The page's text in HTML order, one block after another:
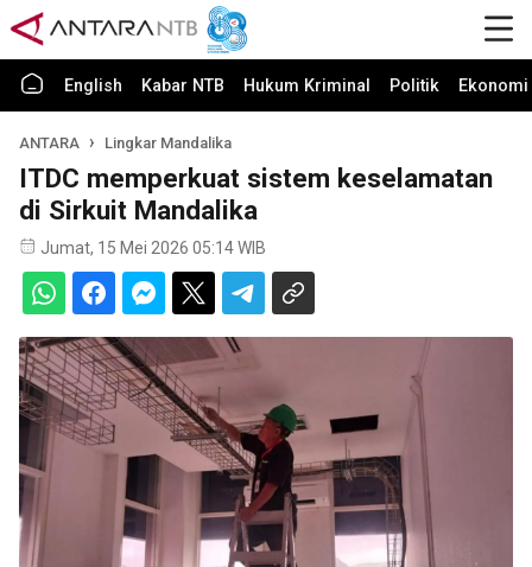
English Kabar NTB Hukum Kriminal Politik
ANTARA Lingkar Mandalika
ITDC memperkuat sistem keselamatan
di Sirkuit Mandalika
Jumat, 15 Mei 2026 05:14 WIB